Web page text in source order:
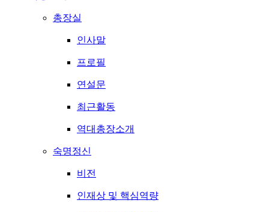
총장실
인사말
프로필
연설문
최근활동
역대총장소개
숙명정신
비전
인재상 및 핵심역량